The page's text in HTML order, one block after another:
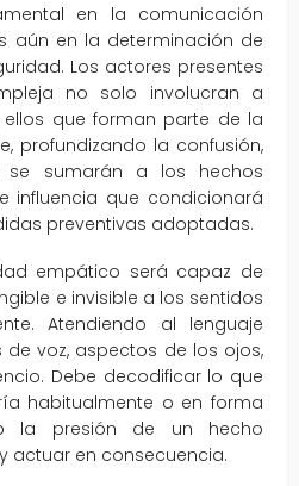
en la comunicación
aún en la determinación de
Los actores presentes
no solo involucran a
que forman parte de la
profundizando la confusión,
se sumarán a los hechos
influencia que condicionará
preventivas adoptadas.
empático será capaz de
e invisible a los sentidos
Atendiendo al lenguaje
voz, aspectos de los ojos,
Debe decodificar lo que
habitualmente o en forma
la presión de un hecho
actuar en consecuencia.